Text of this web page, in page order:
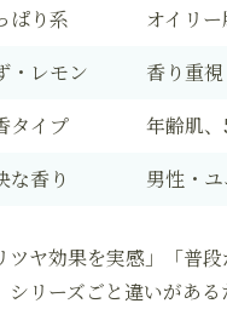
ぱり系
オイリ
・レモン
香り重
タイプ
年齢肌
な香り 男性・
ヤ効果を実感」「普
リーズごと違いがあ